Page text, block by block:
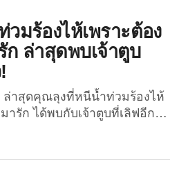
กเสียงฮือฮาบนโลกโซเชียลเป็น
ของชายหนุ่มคนหนึ่งกำลัง “ขี่
มร้องไห้เพราะต้อง
ก ล่าสุดพบเจ้าตูบ
ล่าสุดคุณลุงที่หนีน้ำท่วมร้องไห้
ารัก ได้พบกับเจ้าตูบที่เลิฟอีก
พื้นที่หาดใหญ่ เนื่องจากบ้านจ